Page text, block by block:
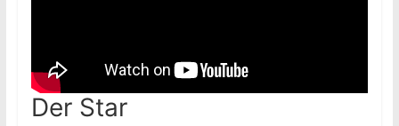
Der Star